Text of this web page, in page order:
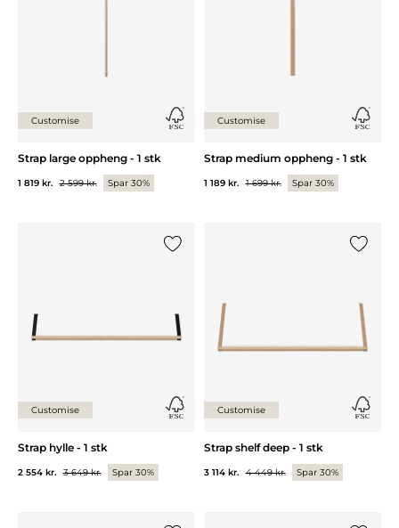
Customise
Strap large oppheng - 1 stk
1 819 kr. 2 599 kr. Spar 30%
Customise
Strap medium oppheng - 1 stk
1 189 kr. 1 699 kr. Spar 30%
Customise
Strap hylle - 1 stk
2 554 kr. 3 649 kr. Spar 30%
Customise
Strap shelf deep - 1 stk
3 114 kr. 4 449 kr. Spar 30%